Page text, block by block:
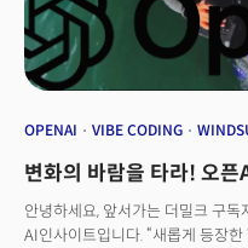
OPENAI VIBE CODING
변화의 바람을 타라! 오
안녕하세요, 앞서가는 더밀크 구
AI인사이트입니다. “새롭게 등장